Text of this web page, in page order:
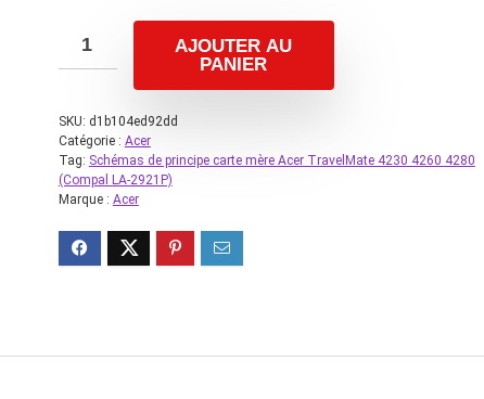
initial
était :
39,90 €.
actuel
est :
19,90 €.
AJOUTER AU
PANIER
SKU: d1b104ed92dd
Catégorie : Acer
Tag: Schémas de principe carte mère Acer TravelMate 4230 4260 4280
(Compal LA-2921P)
Marque : Acer